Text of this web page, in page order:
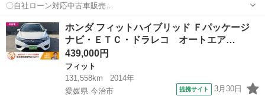
〇自社ローン対応中古車販売
〇 ☆どなたでもローン対応可
能☆ １、勤続年数の短い方や自営業の方 ２、パート
をされる主婦の方や派遣社員の方 ３...
高知 四万十市 フィット
ホンダ フィットハイブリッド Ｆパッケージ
ナビ・ＥＴＣ・ドラレコ オートエア…
439,000円
フィット
131,558km
2014年
愛媛県 今治市
提携サイト 3月30日